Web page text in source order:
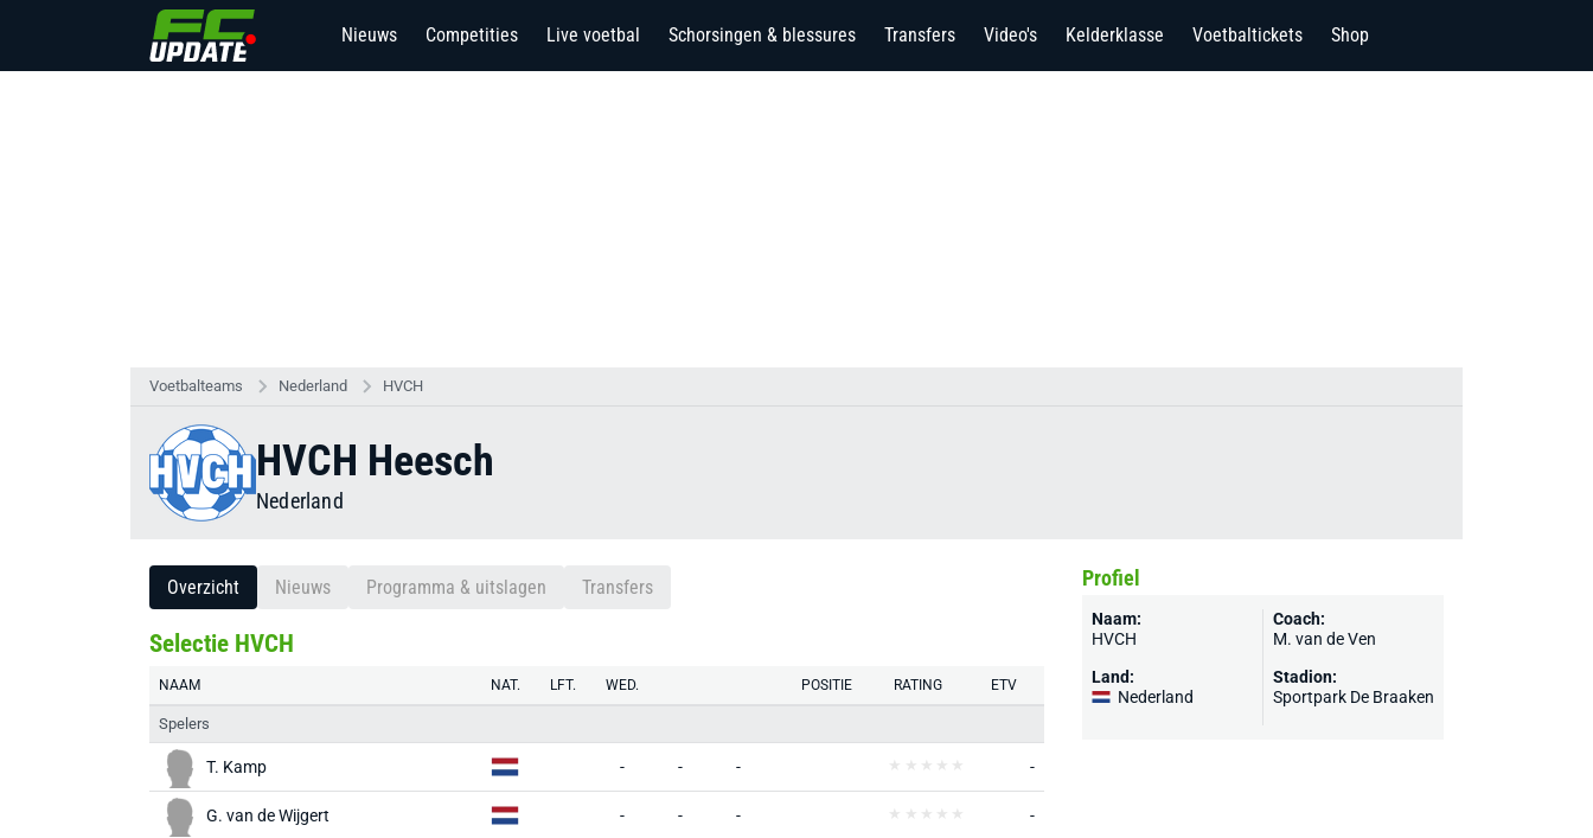
Nieuws Competities Live voetbal Schorsingen & blessures Transfers Video's Kelderklasse Voetbaltickets Shop
Voetbalteams Nederland HVCH
HVCH Heesch
Nederland
Overzicht Nieuws Programma & uitslagen Transfers
Selectie HVCH
NAAM NAT. LFT. WED. POSITIE RATING ETV
Spelers
T. Kamp - - - -
G. van de Wijgert - - - -
Profiel
Naam:
HVCH
Land:
Nederland
Coach:
M. van de Ven
Stadion:
Sportpark De Braaken